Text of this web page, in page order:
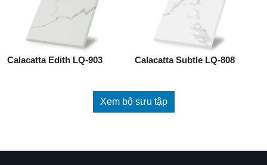
Calacatta Edith LQ-903 Calacatta Subtle LQ-808
Xem bộ sưu tập